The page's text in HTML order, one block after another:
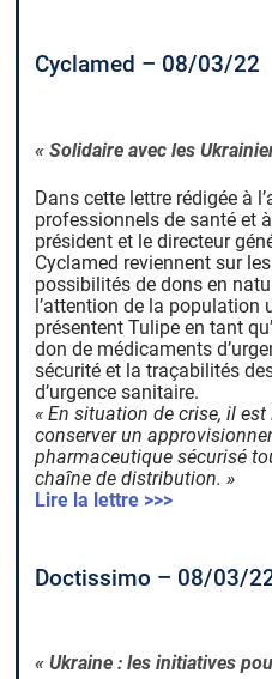
Cyclamed – 08/03/22
« Solidaire avec les
Dans cette lettre rédigée à
professionnels de santé et
président et le directeur
Cyclamed reviennent sur
possibilités de dons en
l’attention de la population
présentent Tulipe en tant
don de médicaments
sécurité et la traçabilités
d’urgence sanitaire.
« En situation de crise, il
conserver un
pharmaceutique sécurisé
chaîne de distribution. »
Lire la lettre >>>
Doctissimo – 08/03/
« Ukraine : les initiatives